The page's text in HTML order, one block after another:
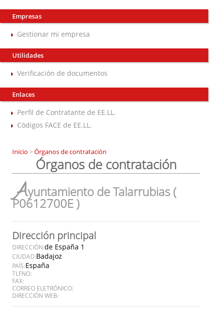
Empresas
Gestionar mi empresa
Utilidades
Verificación de documentos
Enlaces
Perfil de Contratante de EE.LL.
Códigos FACE de EE.LL.
Inicio >Órganos de contratación
Órganos de contratación
Ayuntamiento de Talarrubias (
P0612700E )
Dirección principal
DIRECCIÓN:de España 1
CIUDAD:Badajoz
PAÍS:España
TLFNO:
FAX:
CORREO ELETRÓNICO:
DIRECCIÓN WEB: